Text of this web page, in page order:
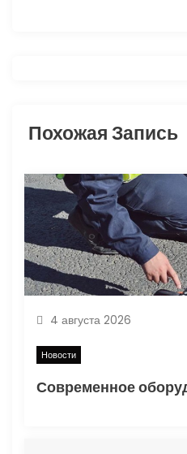
я
о
з
а
п
и
с
Похожая Запись
4 августа 2026
Новости